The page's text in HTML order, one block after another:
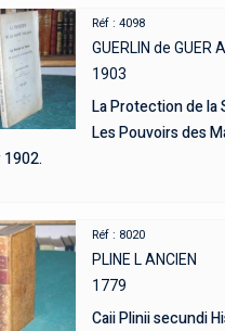
Réf : 4098
GUERLIN de GUER
1903
La Protection de la
Les Pouvoirs des
Réf : 8020
PLINE L ANCIEN
1779
Caii Plinii secundi